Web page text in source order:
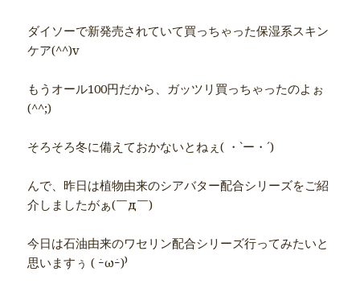
ダイソーで新発売されていて買っちゃった保湿系スキン
ケア(^^)v
もうオール100円だから、ガッツリ買っちゃったのよぉ
(^^;)ゞ
そろそろ冬に備えておかないとねぇ( ・`ー・´)
んで、昨日は植物由来のシアバター配合シリーズをご紹
介しましたがぁ(￣д￣)
今日は石油由来のワセリン配合シリーズ行ってみたいと
思いますぅ ( ｰ̀ωｰ́)⁾